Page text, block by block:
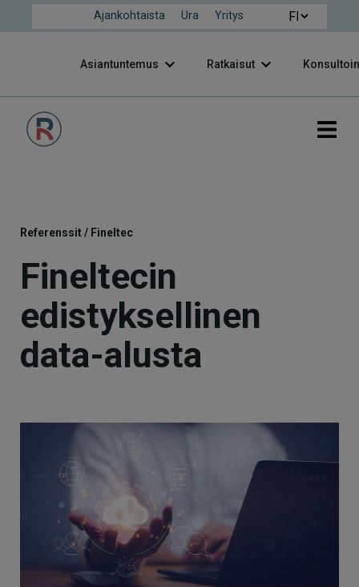
Ajankohtaista Ura Yritys
Asiantuntemus Ratkaisut
Referenssit/ Fineltec
Fineltecin
edistyksellinen
data-alusta